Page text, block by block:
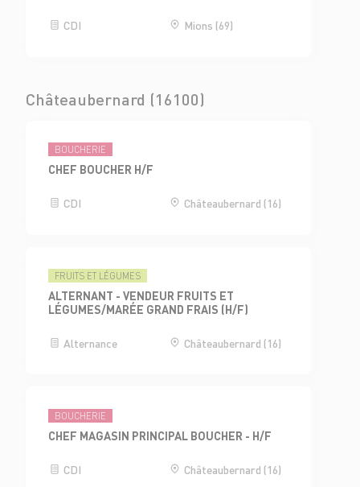
CDI Mions (69)
Châteaubernard (16100)
BOUCHERIE
CHEF BOUCHER H/F
CDI Châteaubernard (16)
FRUITS ET LÉGUMES
ALTERNANT - VENDEUR FRUITS ET
LÉGUMES/MARÉE GRAND FRAIS (H/F)
Alternance Châteaubernard (16)
BOUCHERIE
CHEF MAGASIN PRINCIPAL BOUCHER - H/F
CDI Châteaubernard (16)